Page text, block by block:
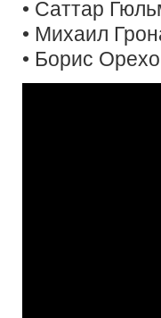
• Саттар
• Михаил
• Борис